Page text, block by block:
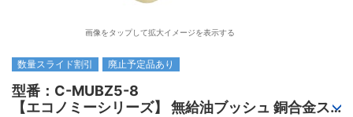
画像をタップして拡大イメージを表示する
数量スライド割引 廃止予定品あり
型番：C-MUBZ5-8
【エコノミーシリーズ】 無給油ブッシュ 銅合金ス